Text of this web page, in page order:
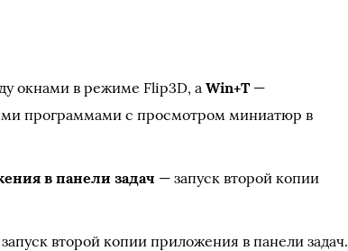
окнами в режиме Flip3D, аWin+T—
программами с просмотром миниатюр в
в панели задач — запуск второй копии
второй копии приложения в панели задач.